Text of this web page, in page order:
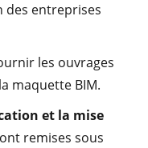
des entreprises
les ouvrages
maquette BIM.
et la mise
remises sous